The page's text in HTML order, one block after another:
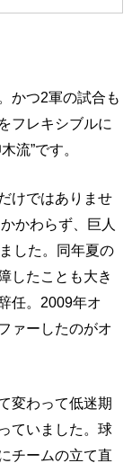
かつ2軍の試合も
フレキシブルに
流”です。
けではありませ
かわらず、巨人
した。同年夏の
したことも大き
任。2009年オ
ァーしたのがオ
変わって低迷期
ていました。球
チームの立て直